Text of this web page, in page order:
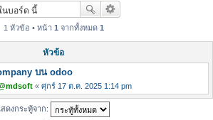
o
1 หัวข้อ • หน้า 1 จากทั้งหมด 1
หัวข้อ
บน odoo
« ศุกร์ 17 ต.ค. 2025 1:14 pm
ดงกระทู้จาก: